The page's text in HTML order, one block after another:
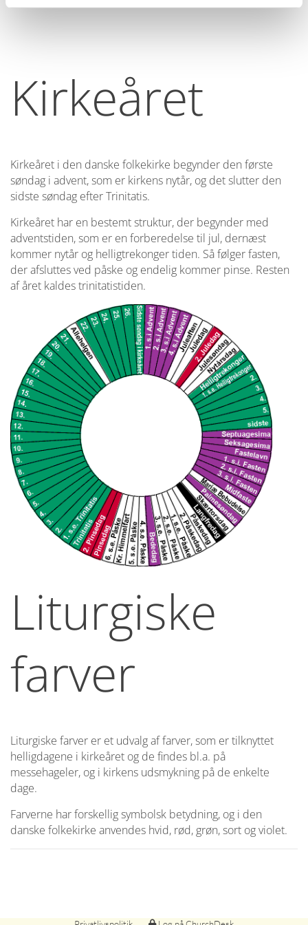
Kirkeåret
Kirkeåret i den danske folkekirke begynder den første
søndag i advent, som er kirkens nytår, og det slutter den
sidste søndag efter Trinitatis.
Kirkeåret har en bestemt struktur, der begynder med
adventstiden, som er en forberedelse til jul, dernæst
kommer nytår og helligtrekonger tiden. Så følger fasten,
der afsluttes ved påske og endelig kommer pinse. Resten
af året kaldes trinitatistiden.
Liturgiske
farver
Liturgiske farver er et udvalg af farver, som er tilknyttet
helligdagene i kirkeåret og de findes bl.a. på
messehageler, og i kirkens udsmykning på de enkelte
dage.
Farverne har forskellig symbolsk betydning, og i den
danske folkekirke anvendes hvid, rød, grøn, sort og violet.